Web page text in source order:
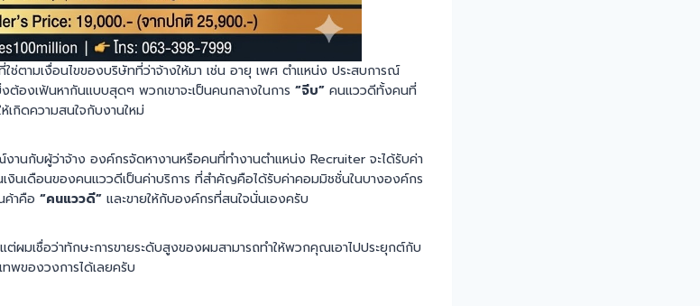
ช่ตามเงื่อนไขของบริษัทที่ว่าจ้างให้มา เช่น อายุ เพศ ตำแหน่ง ประสบการณ์
งเฟ้นหากันแบบสุดๆ พวกเขาจะเป็นคนกลางในการ “จีบ” คนแววดีทั้งคนที่
เกิดความสนใจกับงานใหม่
านกับผู้ว่าจ้าง องค์กรจัดหางานหรือคนที่ทำงานตำแหน่ง Recruiter จะได้รับค่า
นเดือนของคนแววดีเป็นค่าบริการ ที่สำคัญคือได้รับค่าคอมมิชชั่นในบางองค์กร
าคือ “คนแววดี” และขายให้กับองค์กรที่สนใจนั่นเองครับ
ผมเชื่อว่าทักษะการขายระดับสูงของผมสามารถทำให้พวกคุณเอาไปประยุกต์กับ
ทพของวงการได้เลยครับ